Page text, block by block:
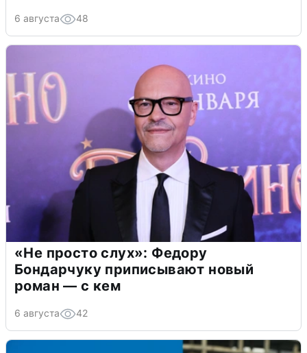
6 августа 48
«Не просто слух»: Федору
Бондарчуку приписывают новый
роман — с кем
6 августа 42